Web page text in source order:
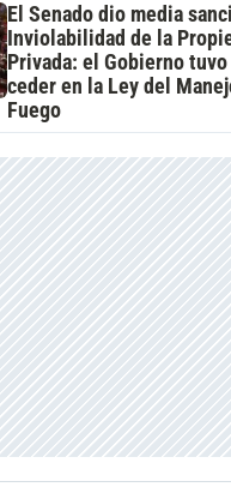
El Senado dio media
Inviolabilidad de la
Privada: el Gobierno tuvo
ceder en la Ley del
Fuego